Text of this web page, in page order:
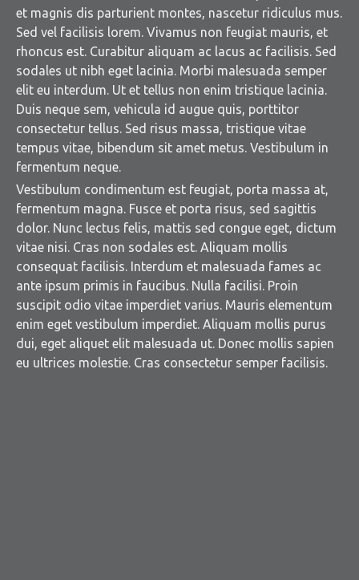
et magnis dis parturient montes, nascetur ridiculus mus.
Sed vel facilisis lorem. Vivamus non feugiat mauris, et
rhoncus est. Curabitur aliquam ac lacus ac facilisis. Sed
sodales ut nibh eget lacinia. Morbi malesuada semper
elit eu interdum. Ut et tellus non enim tristique lacinia.
Duis neque sem, vehicula id augue quis, porttitor
consectetur tellus. Sed risus massa, tristique vitae
tempus vitae, bibendum sit amet metus. Vestibulum in
fermentum neque.
Vestibulum condimentum est feugiat, porta massa at,
fermentum magna. Fusce et porta risus, sed sagittis
dolor. Nunc lectus felis, mattis sed congue eget, dictum
vitae nisi. Cras non sodales est. Aliquam mollis
consequat facilisis. Interdum et malesuada fames ac
ante ipsum primis in faucibus. Nulla facilisi. Proin
suscipit odio vitae imperdiet varius. Mauris elementum
enim eget vestibulum imperdiet. Aliquam mollis purus
dui, eget aliquet elit malesuada ut. Donec mollis sapien
eu ultrices molestie. Cras consectetur semper facilisis.